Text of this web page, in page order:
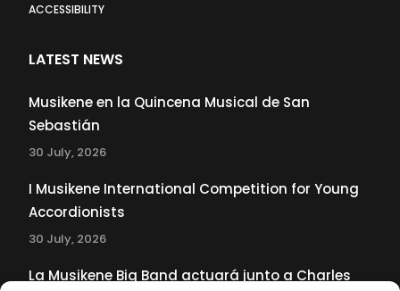
ACCESSIBILITY
LATEST NEWS
Musikene en la Quincena Musical de San
Sebastián
30 July, 2026
I Musikene International Competition for Young
Accordionists
30 July, 2026
La Musikene Big Band actuará junto a Charles